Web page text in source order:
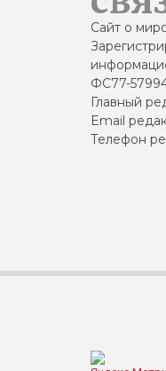
Сайт о
ФС77-
Главный
Email
Телефон